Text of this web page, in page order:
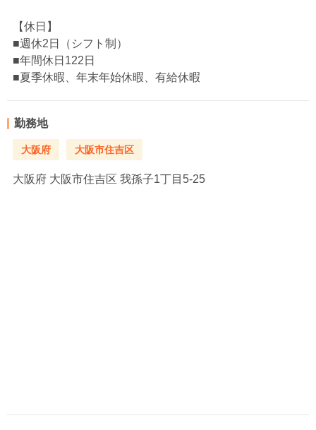
【休日】
■週休2日（シフト制）
■年間休日122日
■夏季休暇、年末年始休暇、有給休暇
勤務地
大阪府 大阪市住吉区
大阪府 大阪市住吉区 我孫子1丁目5-25